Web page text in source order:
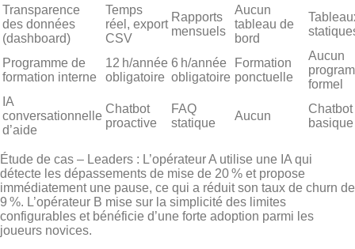
Transparence
des données
(dashboard)
Temps
réel, export
CSV
Rapports
mensuels
Aucun
tableau de
bord
Programme de
formation interne
12 h/année
obligatoire
6 h/année
obligatoire
Formation
ponctuelle
Aucun
formel
IA
conversationnelle
d’aide
Chatbot
proactive
FAQ
statique
Aucun
Chatbot
basique
Étude de cas – Leaders : L’opérateur A utilise une IA qui
détecte les dépassements de mise de 20 % et propose
immédiatement une pause, ce qui a réduit son taux de churn de
9 %. L’opérateur B mise sur la simplicité des limites
configurables et bénéficie d’une forte adoption parmi les
joueurs novices.